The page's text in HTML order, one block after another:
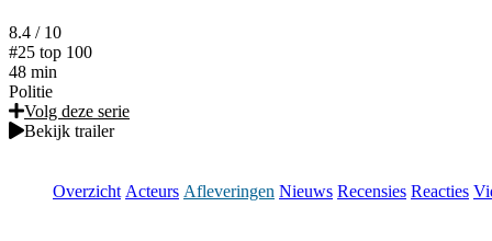
8.4 / 10
#25 top 100
48 min
Politie
Volg deze serie
Bekijk trailer
Overzicht Acteurs Afleveringen Nieuws Recensies Reacties